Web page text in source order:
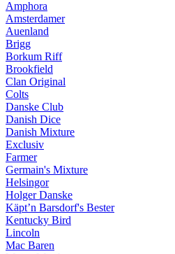
Amphora
Amsterdamer
Auenland
Brigg
Borkum Riff
Brookfield
Clan Original
Colts
Danske Club
Danish Dice
Danish Mixture
Exclusiv
Farmer
Germain's Mixture
Helsingor
Holger Danske
Käpt’n Barsdorf's Bester
Kentucky Bird
Lincoln
Mac Baren